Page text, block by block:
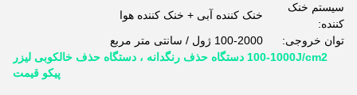
سیستم خنک
کننده:
خنک کننده آبی + خنک کننده هوا
توان خروجی:
100-2000 ژول / سانتی متر مربع
100-1000J/cm2 دستگاه حذف رنگدانه ، دستگاه حذف خالکوبی لیزر
پیکو قیمت